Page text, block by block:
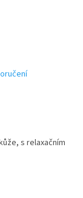
s relaxačním